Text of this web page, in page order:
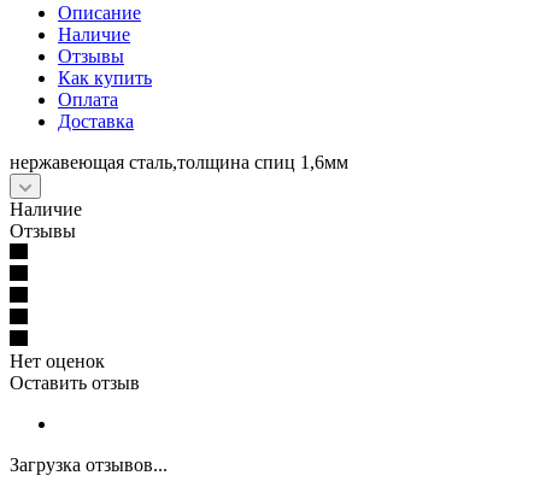
Описание
Наличие
Отзывы
Как купить
Оплата
Доставка
нержавеющая сталь,толщина спиц 1,6мм
Наличие
Отзывы
Нет оценок
Оставить отзыв
Загрузка отзывов...